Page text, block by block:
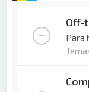
Off-
Para